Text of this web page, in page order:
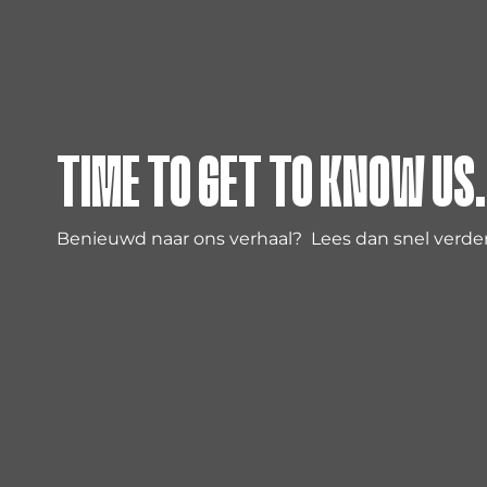
TIME TO GET TO KNOW US.
Benieuwd naar ons verhaal? Lees dan snel